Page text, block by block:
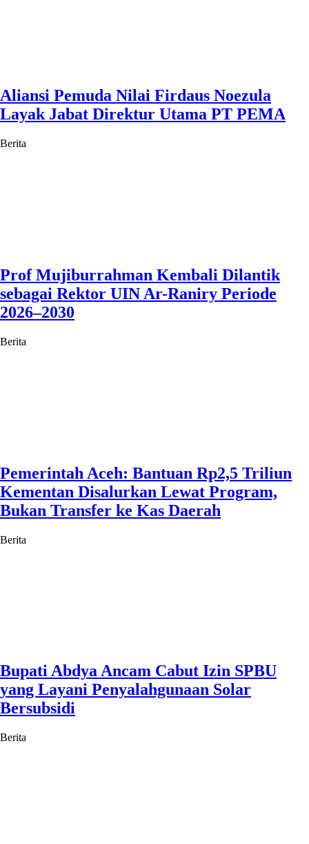
Aliansi Pemuda Nilai Firdaus Noezula
Layak Jabat Direktur Utama PT PEMA
Berita
Prof Mujiburrahman Kembali Dilantik
sebagai Rektor UIN Ar-Raniry Periode
2026–2030
Berita
Pemerintah Aceh: Bantuan Rp2,5 Triliun
Kementan Disalurkan Lewat Program,
Bukan Transfer ke Kas Daerah
Berita
Bupati Abdya Ancam Cabut Izin SPBU
yang Layani Penyalahgunaan Solar
Bersubsidi
Berita